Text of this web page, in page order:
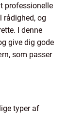
professionelle
rådighed, og
I denne
give dig gode
som passer
typer af